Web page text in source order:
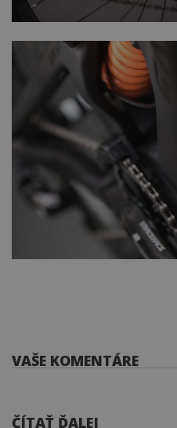
VAŠE KOMENTÁRE
ČÍTAŤ ĎALEJ